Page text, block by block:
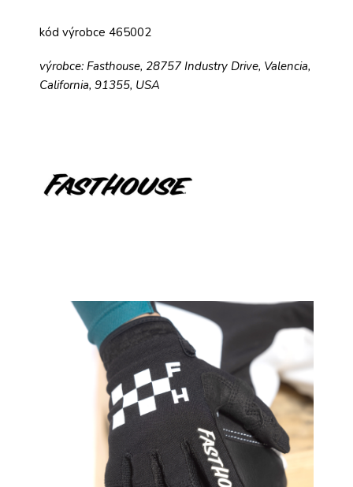
kód výrobce 465002
výrobce: Fasthouse, 28757 Industry Drive, Valencia,
California, 91355, USA